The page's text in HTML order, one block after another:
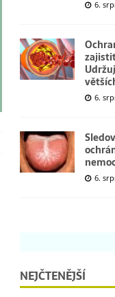
6.
6.
6.
NEJČTENĚJŠÍ